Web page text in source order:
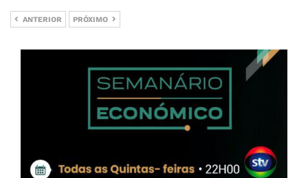
ANTERIOR PRÓXIMO